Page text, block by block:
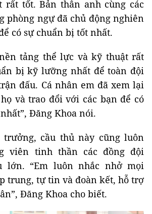
rất tốt. Bản thân anh cùng các
phòng ngự đã chủ động nghiên
có sự chuẩn bị tốt nhất.
tảng thể lực và kỹ thuật rất
bị kỹ lưỡng nhất để toàn đội
đấu. Cá nhân em đã xem lại
và trao đổi với các bạn để có
Đăng Khoa nói.
cầu thủ này cũng luôn
viên tinh thần các đồng đội
lớn. “Em luôn nhắc nhở mọi
trung, tự tin và đoàn kết, hỗ trợ
Đăng Khoa cho biết.